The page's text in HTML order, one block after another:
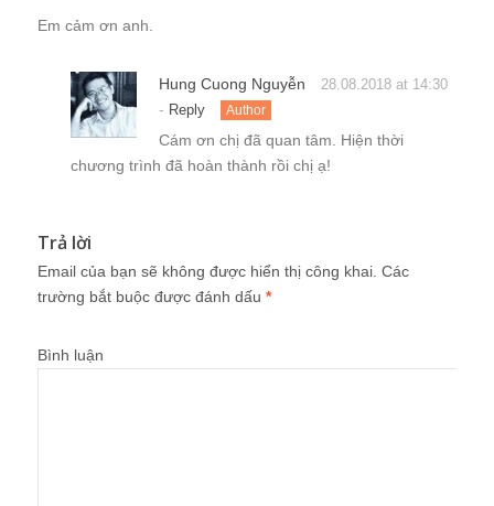
Em cảm ơn anh.
Hung Cuong Nguyễn 28.08.2018 at 14:30
- Reply Author
Cám ơn chị đã quan tâm. Hiện thời
chương trình đã hoàn thành rồi chị ạ!
Trả lời
Email của bạn sẽ không được hiển thị công khai. Các
trường bắt buộc được đánh dấu *
Bình luận